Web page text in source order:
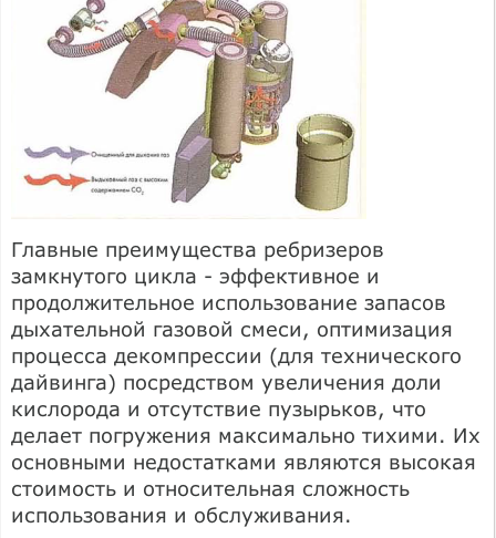
Главные преимущества ребризеров
замкнутого цикла - эффективное и
продолжительное использование запасов
дыхательной газовой смеси, оптимизация
процесса декомпрессии (для технического
дайвинга) посредством увеличения доли
кислорода и отсутствие пузырьков, что
делает погружения максимально тихими. Их
основными недостатками являются высокая
стоимость и относительная сложность
использования и обслуживания.